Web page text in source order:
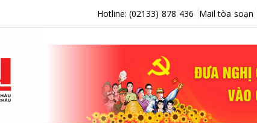
Hotline: (02133) 878 436 Mail tòa soạn